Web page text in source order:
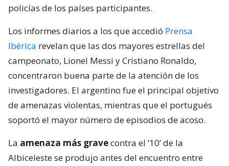
policías de los países participantes.
Los informes diarios a los que accedió Prensa
Ibérica revelan que las dos mayores estrellas del
campeonato, Lionel Messi y Cristiano Ronaldo,
concentraron buena parte de la atención de los
investigadores. El argentino fue el principal objetivo
de amenazas violentas, mientras que el portugués
soportó el mayor número de episodios de acoso.
La amenaza más gravecontra el ‘10’ de la
Albiceleste se produjo antes del encuentro entre